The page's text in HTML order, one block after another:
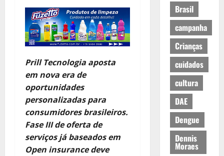
Prill Tecnologia aposta
em nova era de
oportunidades
personalizadas para
consumidores brasileiros.
Fase III de oferta de
serviços já baseados em
Open insurance deve
Brasil
campanha
Crianças
cuidados
cultura
DAE
Dengue
Dennis
Moraes